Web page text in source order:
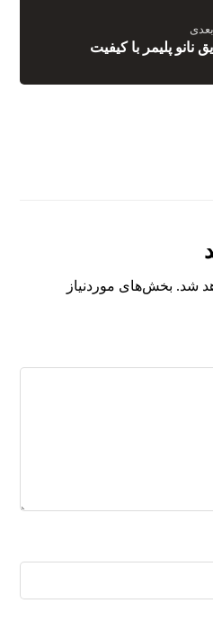
بعدی
پلیمر با کیفیت
شد. بخش‌های موردنیاز